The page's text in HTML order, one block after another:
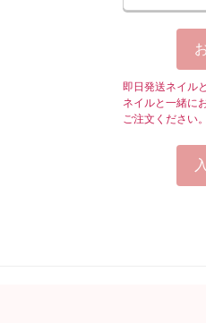
即日発送ネイル
ネイルと一緒に
ご注文ください。